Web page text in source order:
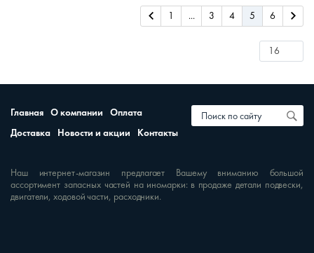
1 ... 3 4 5 6
Главная О компании
Оплата
Доставка
Новости и акции Контакты
Наш интернет-магазин предлагает Вашему вниманию большой
ассортимент запасных частей на иномарки: в продаже детали подвески,
двигатели, ходовой части, расходники.